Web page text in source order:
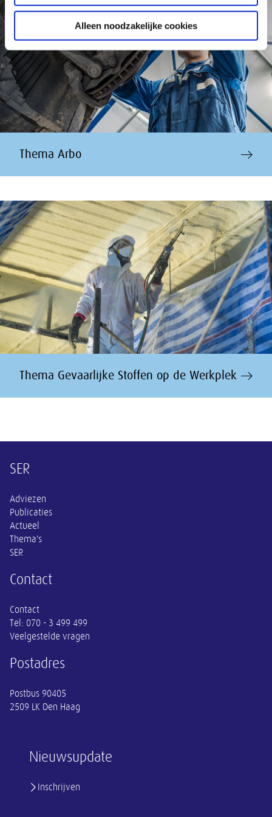
Alleen noodzakelijke cookies
Thema Arbo
Thema Gevaarlijke Stoffen op de Werkplek
Overige informatie
Nieuwsupdate
Inschrijven
SER
Adviezen
Publicaties
Actueel
Thema's
SER
Contact
Contact
Tel: 070 - 3 499 499
Veelgestelde vragen
Postadres
Postbus 90405
2509 LK Den Haag